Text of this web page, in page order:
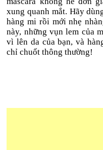
xung quanh mắt. Hãy
hàng mi rồi mới nhẹ
này, những vụn lem của
vì lên da của bạn, và
chỉ chuốt thông thường!